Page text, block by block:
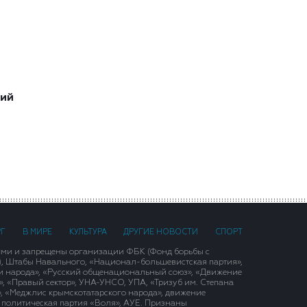
В МИРЕ КУЛЬТУРА ДРУГИЕ НОВОСТИ СПОРТ
и запрещены организации ФБК (Фонд борьбы с
Штабы Навального, «Национал-большевистская партия»,
народа», «Русский общенациональный союз», «Движение
«Правый сектор», УНА-УНСО, УПА, «Тризуб им. Степана
крымскотатарского народа», движение
политическая партия «Воля», АУЕ. Признаны